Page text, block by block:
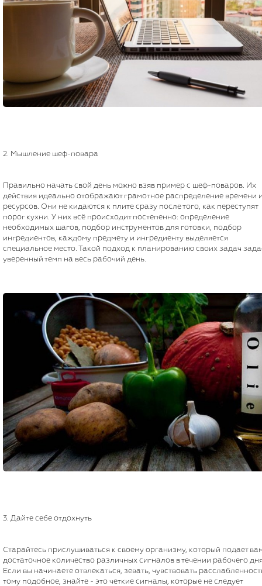
2. Мышление шеф-повара
Правильно начать свой день можно взяв пример с шеф-поваров. Их
действия идеально отображают грамотное распределение времени
ресурсов. Они не кидаются к плите сразу после того, как переступят
порог кухни. У них всё происходит постепенно: определение
необходимых шагов, подбор инструментов для готовки, подбор
ингредиентов, каждому предмету и ингредиенту выделяется
специальное место. Такой подход к планированию своих задач
уверенный темп на весь рабочий день.
3. Дайте себе отдохнуть
Старайтесь прислушиваться к своему организму, который подает
достаточное количество различных сигналов в течении рабочего
Если вы начинаете отвлекаться, зевать, чувствовать
тому подобное, знайте - это четкие сигналы, которые не следует